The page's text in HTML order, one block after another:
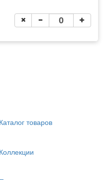
Каталог товаров
Коллекции